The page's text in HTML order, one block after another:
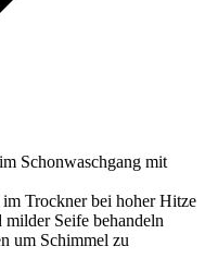
Schonwaschgang mit
Trockner bei hoher Hitze
Seife behandeln
um Schimmel zu